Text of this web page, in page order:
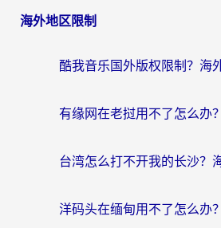
海外地区限制